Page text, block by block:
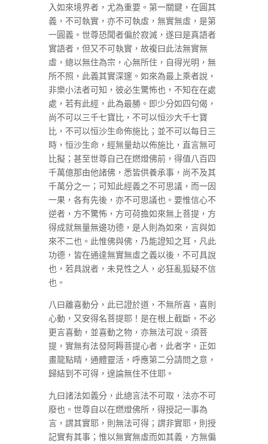
入如來境界者，尤為重要。第一關鍵，在圓其
義，不可執實，亦不可執虛，無實無虛，是第
一圓義。世尊恐聞者偏於寂滅，遂曰是真語者
實語者，但又不可執實，故複曰此法無實無
虛，總以無住為宗，心無所住，自得光明，無
所不照，此義其實深邃。如來為最上乘者說，
非樂小法者可知，彼必生驚怖也，不知在在處
處，若有此經，此為最勝。即少分如四句偈，
尚不可以三千七寶比，不可以恒沙大千七寶
比，不可以恒沙生命佈施比；並不可以每日三
時，恒沙生命，經無量劫以佈施比，直言無可
比擬；甚至世尊自己在燃燈佛前，得值八百四
千萬億那由他諸佛，悉皆供養承事，尚不及其
千萬分之一；可知此經義之不可思議，而一因
一果，各有先後，亦不可思議也。要惟信心不
逆者，方不驚怖，方可荷擔如來無上菩提，方
得成就無量無邊功德，是人則為如來，言與如
來不二也。此惟佛與佛，乃能證知之耳，凡此
功德，皆在通達無實無虛之義以後，不可具說
也，若具說者，未見性之人，必狂亂狐疑不信
也。
八曰離喜動分，此已證於道，不無所喜，喜則
心動，又安得名菩提耶！是在根上截斷，不必
更言喜動，並喜動之物，亦無法可說。須菩
提，實無有法發阿耨菩提心者，此者字，正如
畫龍點睛，通體靈活，呼應第二分請問之意，
歸結到不可得，遑論無住不住耶。
九曰諸法如義分，此總言法不可取，法亦不可
廢也。世尊自以在燃燈佛所，得授記一事為
言，謂其實耶，則無法可得；謂非實耶，則授
記實有其事；惟以無實無虛而如其義，方無偏